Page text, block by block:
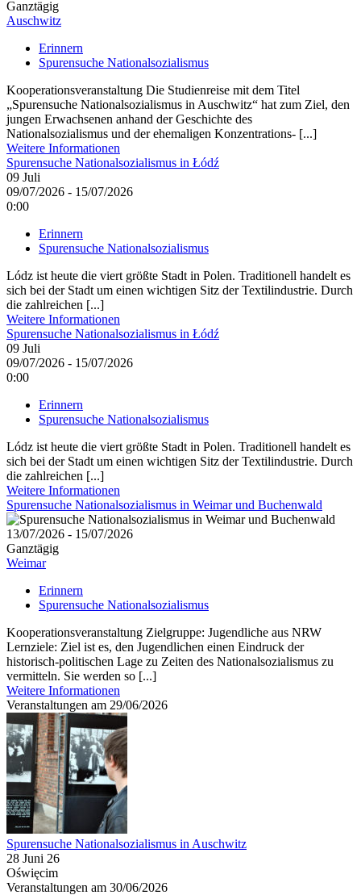
Ganztägig
Auschwitz
Erinnern
Spurensuche Nationalsozialismus
Kooperationsveranstaltung Die Studienreise mit dem Titel
„Spurensuche Nationalsozialismus in Auschwitz“ hat zum Ziel, den
jungen Erwachsenen anhand der Geschichte des
Nationalsozialismus und der ehemaligen Konzentrations- [...]
Weitere Informationen
Spurensuche Nationalsozialismus in Łódź
09 Juli
09/07/2026 - 15/07/2026
0:00
Erinnern
Spurensuche Nationalsozialismus
Lódz ist heute die viert größte Stadt in Polen. Traditionell handelt es
sich bei der Stadt um einen wichtigen Sitz der Textilindustrie. Durch
die zahlreichen [...]
Weitere Informationen
Spurensuche Nationalsozialismus in Łódź
09 Juli
09/07/2026 - 15/07/2026
0:00
Erinnern
Spurensuche Nationalsozialismus
Lódz ist heute die viert größte Stadt in Polen. Traditionell handelt es
sich bei der Stadt um einen wichtigen Sitz der Textilindustrie. Durch
die zahlreichen [...]
Weitere Informationen
Spurensuche Nationalsozialismus in Weimar und Buchenwald
13/07/2026 - 15/07/2026
Ganztägig
Weimar
Erinnern
Spurensuche Nationalsozialismus
Kooperationsveranstaltung Zielgruppe: Jugendliche aus NRW
Lernziele: Ziel ist es, den Jugendlichen einen Eindruck der
historisch-politischen Lage zu Zeiten des Nationalsozialismus zu
vermitteln. Sie werden so [...]
Weitere Informationen
Veranstaltungen am 29/06/2026
Spurensuche Nationalsozialismus in Auschwitz
28 Juni 26
Oświęcim
Veranstaltungen am 30/06/2026